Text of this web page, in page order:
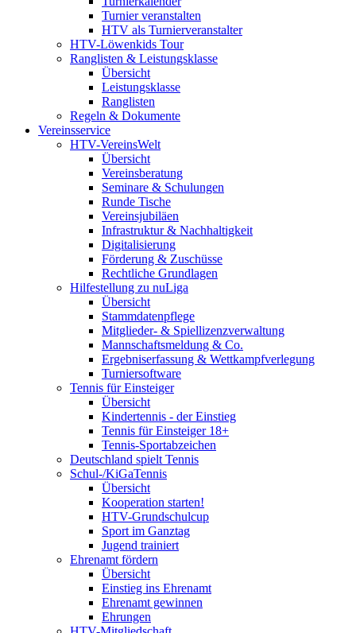
Turnier veranstalten
HTV als Turnierveranstalter
HTV-Löwenkids Tour
Ranglisten & Leistungsklasse
Übersicht
Leistungsklasse
Ranglisten
Regeln & Dokumente
Vereinsservice
HTV-VereinsWelt
Übersicht
Vereinsberatung
Seminare & Schulungen
Runde Tische
Vereinsjubiläen
Infrastruktur & Nachhaltigkeit
Digitalisierung
Förderung & Zuschüsse
Rechtliche Grundlagen
Hilfestellung zu nuLiga
Übersicht
Stammdatenpflege
Mitglieder- & Spiellizenzverwaltung
Mannschaftsmeldung & Co.
Ergebniserfassung & Wettkampfverlegung
Turniersoftware
Tennis für Einsteiger
Übersicht
Kindertennis - der Einstieg
Tennis für Einsteiger 18+
Tennis-Sportabzeichen
Deutschland spielt Tennis
Schul-/KiGaTennis
Übersicht
Kooperation starten!
HTV-Grundschulcup
Sport im Ganztag
Jugend trainiert
Ehrenamt fördern
Übersicht
Einstieg ins Ehrenamt
Ehrenamt gewinnen
Ehrungen